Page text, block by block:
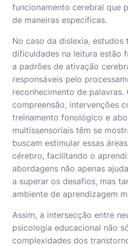
funcionamento cerebral que
de maneiras específicas.
No caso da dislexia, estudos
dificuldades na leitura estão
a padrões de ativação
responsáveis pelo
reconhecimento de palavras.
compreensão, intervenções
treinamento fonológico e
multissensoriais têm se
buscam estimular essas
cérebro, facilitando o
abordagens não apenas
a superar os desafios, mas
ambiente de aprendizagem
Assim, a intersecção entre
psicologia educacional não
complexidades dos